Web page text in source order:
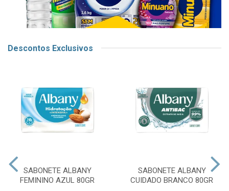
Descontos Exclusivos
SABONETE ALBANY
FEMININO AZUL 80GR
SABONETE ALBANY
CUIDADO BRANCO 80GR